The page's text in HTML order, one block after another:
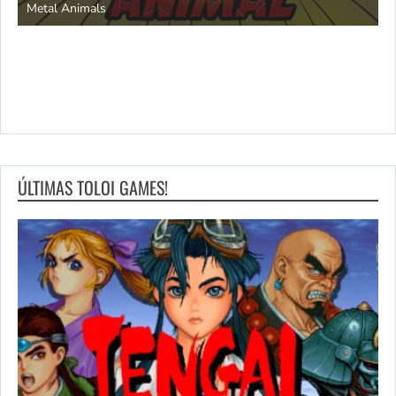
Metal Animals
ÚLTIMAS TOLOI GAMES!